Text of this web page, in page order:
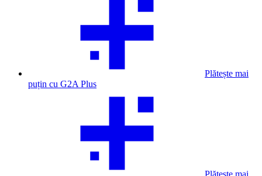
Plătește mai
puțin cu G2A Plus
Plătește mai